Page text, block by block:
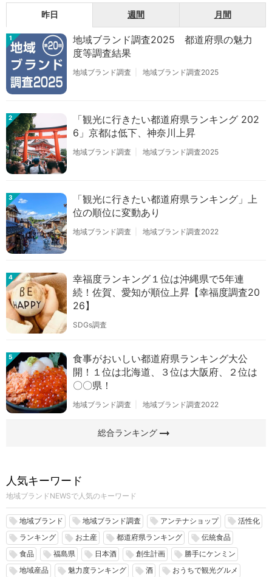
昨日 週間 月間
1
地域ブランド調査2025 都道府県の魅力
度等調査結果
地域ブランド調査 地域ブランド調査2025
2
「観光に行きたい都道府県ランキング 202
6」京都は低下、神奈川上昇
地域ブランド調査 地域ブランド調査2025
3
「観光に行きたい都道府県ランキング」上
位の順位に変動あり
地域ブランド調査 地域ブランド調査2022
4
幸福度ランキング１位は沖縄県で5年連
続！佐賀、愛知が順位上昇【幸福度調査20
26】
SDGs調査
5
食事がおいしい都道府県ランキング大公
開！１位は北海道、３位は大阪府、２位は
〇〇県！
地域ブランド調査 地域ブランド調査2022
総合ランキングarrow_right_alt
人気キーワード
地域ブランドNEWSで人気のキーワード
local_offer 地域ブランド local_offer 地域ブランド調査 local_offer アンテナショップ local_offer 活性化
local_offer ランキング local_offer お土産 local_offer 都道府県ランキング local_offer 伝統食品
local_offer 食品 local_offer 福島県 local_offer 日本酒 local_offer 創生計画 local_offer 勝手にケンミン
local_offer 地域産品 local_offer 魅力度ランキング local_offer 酒 local_offer おうちで観光グルメ